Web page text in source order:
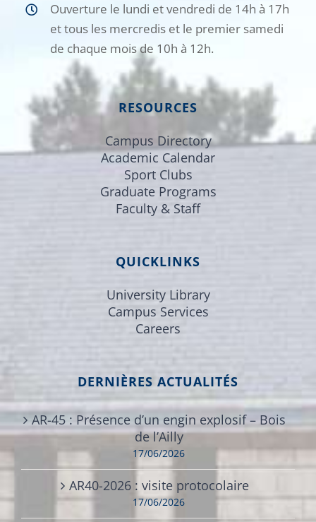
Ouverture le lundi et vendredi de 14h à 17h
et tous les mercredis et le premier samedi
de chaque mois de 10h à 12h.
RESOURCES
Campus Directory
Academic Calendar
Sport Clubs
Graduate Programs
Faculty & Staff
QUICKLINKS
University Library
Campus Services
Careers
DERNIÈRES ACTUALITÉS
AR-45 : Présence d’un engin explosif – Bois
de l’Ailly
17/06/2026
AR40-2026 : visite protocolaire
17/06/2026